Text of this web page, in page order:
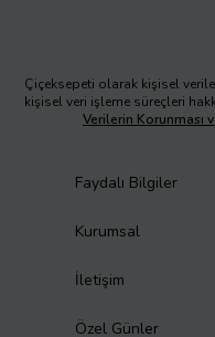
Çiçeksepeti olarak kişisel
kişisel veri işleme süreçleri
Verilerin Korunması
Faydalı Bilgiler
Kurumsal
İletişim
Özel Günler